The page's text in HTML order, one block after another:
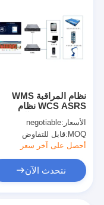
نظام المراقبة WMS
WCS ASRS نظام
معالجة المواد الآلي
الأسعار:negotiable
MOQ: قابل للتفاوض
أحصل على آخر سعر
نتحدث الآن